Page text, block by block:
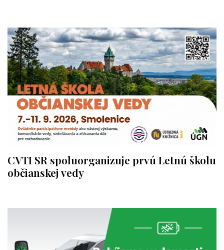
CVTI SR spoluorganizuje prvú Letnú školu
občianskej vedy